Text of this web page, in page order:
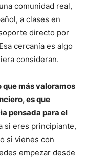
comunidad real,
a clases en
directo por
cercanía es algo
consideran.
que más valoramos
es que
pensada para el
si eres principiante,
si vienes con
empezar desde